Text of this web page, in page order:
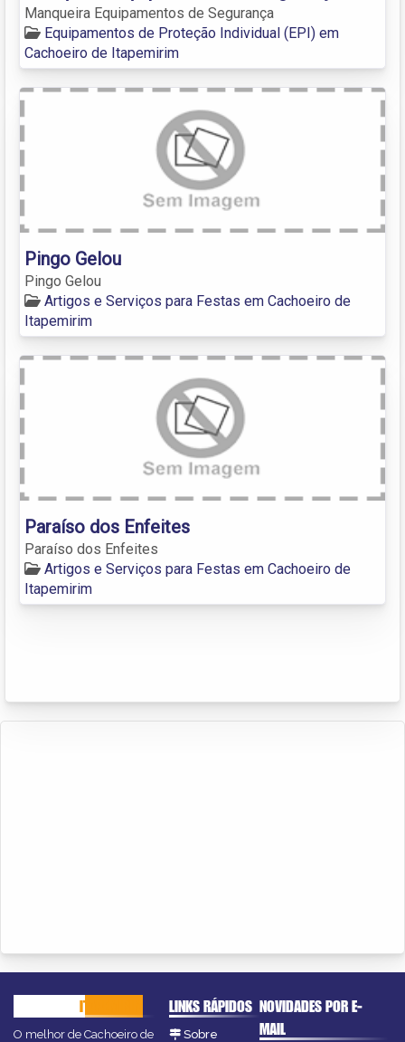
Manqueira Equipamentos de Segurança
Equipamentos de Proteção Individual (EPI) em
Cachoeiro de Itapemirim
Pingo Gelou
Pingo Gelou
Artigos e Serviços para Festas em Cachoeiro de
Itapemirim
Paraíso dos Enfeites
Paraíso dos Enfeites
Artigos e Serviços para Festas em Cachoeiro de
Itapemirim
ITAPEMIRIM
O melhor de Cachoeiro de
LINKS RÁPIDOS
Sobre
NOVIDADES POR E-
MAIL